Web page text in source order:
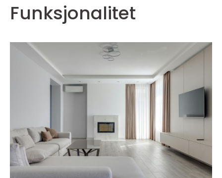
Funksjonalitet